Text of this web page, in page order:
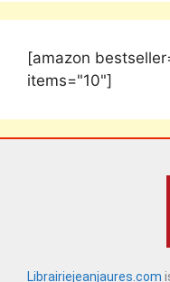
[amazon
items="10"]
Librairiejeanjaures.com